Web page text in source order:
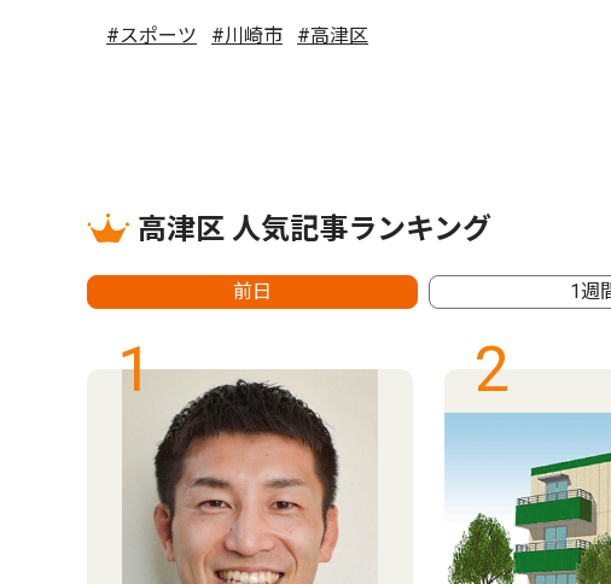
#スポーツ #川崎市 #高津区
高津区 人気記事ランキング
前日 1週
1 2